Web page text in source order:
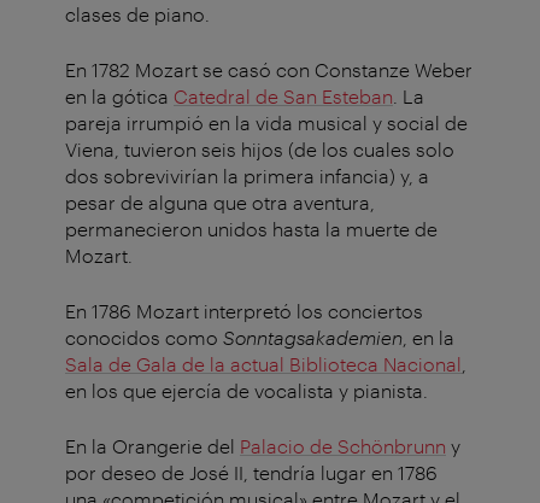
clases de piano.
En 1782 Mozart se casó con Constanze Weber
en la gótica Catedral de San Esteban . La
pareja irrumpió en la vida musical y social de
Viena, tuvieron seis hijos (de los cuales solo
dos sobrevivirían la primera infancia) y, a
pesar de alguna que otra aventura,
permanecieron unidos hasta la muerte de
Mozart.
En 1786 Mozart interpretó los conciertos
conocidos como Sonntagsakademien , en la
Sala de Gala de la actual Biblioteca Nacional
en los que ejercía de vocalista y pianista.
En la Orangerie del Palacio de Schönbrunn y
por deseo de José II, tendría lugar en 1786
una «competición musical» entre Mozart y el